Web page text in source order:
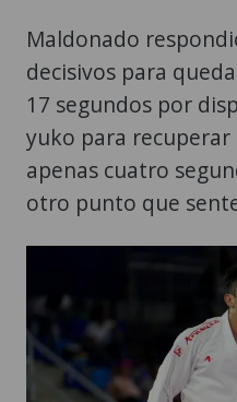
Maldonado
decisivos para
17 segundos por
yuko para recuperar
apenas cuatro
otro punto que